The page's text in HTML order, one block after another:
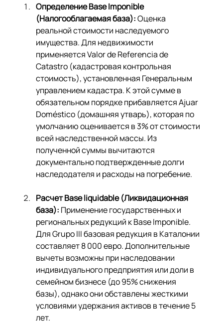
Определение Base Imponible
(Налогооблагаемая база): Оценка
реальной стоимости наследуемого
имущества. Для недвижимости
применяется Valor de Referencia de
Catastro (кадастровая контрольная
стоимость), установленная Генеральным
управлением кадастра. К этой сумме в
обязательном порядке прибавляется Ajuar
Doméstico (домашняя утварь), которая по
умолчанию оценивается в 3% от стоимости
всей наследственной массы. Из
полученной суммы вычитаются
документально подтвержденные долги
наследодателя и расходы на погребение.
Расчет Base liquidable (Ликвидационная
база): Применение государственных и
региональных редукций к Base Imponible.
Для Grupo III базовая редукция в Каталонии
составляет 8 000 евро. Дополнительные
вычеты возможны при наследовании
индивидуального предприятия или доли в
семейном бизнесе (до 95% снижения
базы), однако они обставлены жесткими
условиями удержания активов в течение 5
лет.